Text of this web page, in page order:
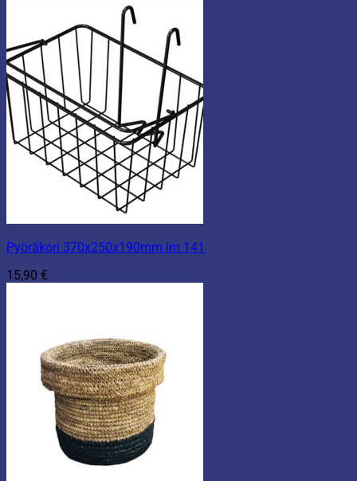
Pyöräkori 370x250x190mm lm 141
15,90 €